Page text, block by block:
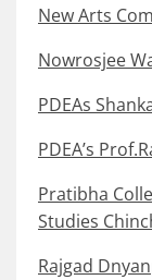
New Arts
Nowrosjee
PDEAs
PDEA’s
Pratibha
Studies
Rajgad